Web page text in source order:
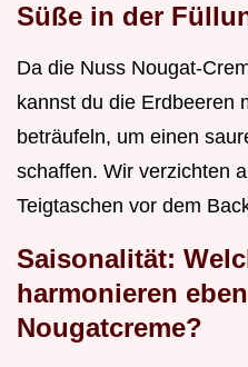
Süße in der
Da die Nuss Nougat-
kannst du die Erdbeeren
beträufeln, um einen
schaffen. Wir verzichten
Teigtaschen vor dem
Saisonalität:
harmonieren
Nougatcreme?